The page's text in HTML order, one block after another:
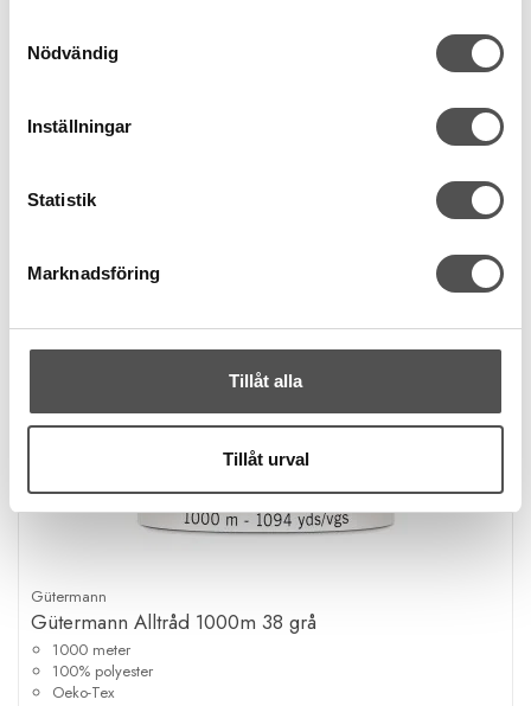
Nödvändig
Inställningar
Statistik
Marknadsföring
Tillåt alla
Tillåt urval
Finns i lager
Gütermann
Gütermann Alltråd 1000m 38 grå
1000 meter
100% polyester
Oeko-Tex